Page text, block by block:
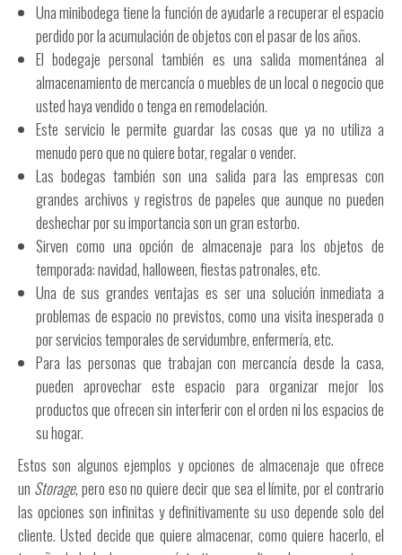
Una minibodega tiene la función de ayudarle a recuperar el espacio
perdido por la acumulación de objetos con el pasar de los años.
El bodegaje personal también es una salida momentánea al
almacenamiento de mercancía o muebles de un local o negocio que
usted haya vendido o tenga en remodelación.
Este servicio le permite guardar las cosas que ya no utiliza a
menudo pero que no quiere botar, regalar o vender.
Las bodegas también son una salida para las empresas con
grandes archivos y registros de papeles que aunque no pueden
deshechar por su importancia son un gran estorbo.
Sirven como una opción de almacenaje para los objetos de
temporada: navidad, halloween, fiestas patronales, etc.
Una de sus grandes ventajas es ser una solución inmediata a
problemas de espacio no previstos, como una visita inesperada o
por servicios temporales de servidumbre, enfermería, etc.
Para las personas que trabajan con mercancía desde la casa,
pueden aprovechar este espacio para organizar mejor los
productos que ofrecen sin interferir con el orden ni los espacios de
su hogar.
Estos son algunos ejemplos y opciones de almacenaje que ofrece
un Storage, pero eso no quiere decir que sea el límite, por el contrario
las opciones son infinitas y definitivamente su uso depende solo del
cliente. Usted decide que quiere almacenar, como quiere hacerlo, el